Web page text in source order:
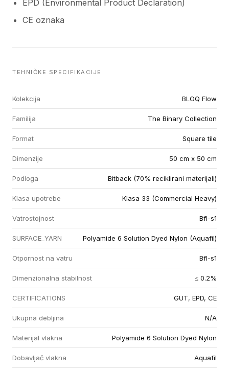
EPD (Environmental Product Declaration)
CE oznaka
TEHNIČKE SPECIFIKACIJE
Kolekcija BLOQ Flow
Familija The Binary Collection
Format Square tile
Dimenzije 50 cm x 50 cm
Podloga Bitback (70% reciklirani materijali)
Klasa upotrebe Klasa 33 (Commercial Heavy)
Vatrostojnost Bfl-s1
SURFACE_YARN Polyamide 6 Solution Dyed Nylon (Aquafil)
Otpornost na vatru Bfl-s1
Dimenzionalna stabilnost ≤ 0.2%
CERTIFICATIONS GUT, EPD, CE
Ukupna debljina N/A
Materijal vlakna Polyamide 6 Solution Dyed Nylon
Dobavljač vlakna Aquafil